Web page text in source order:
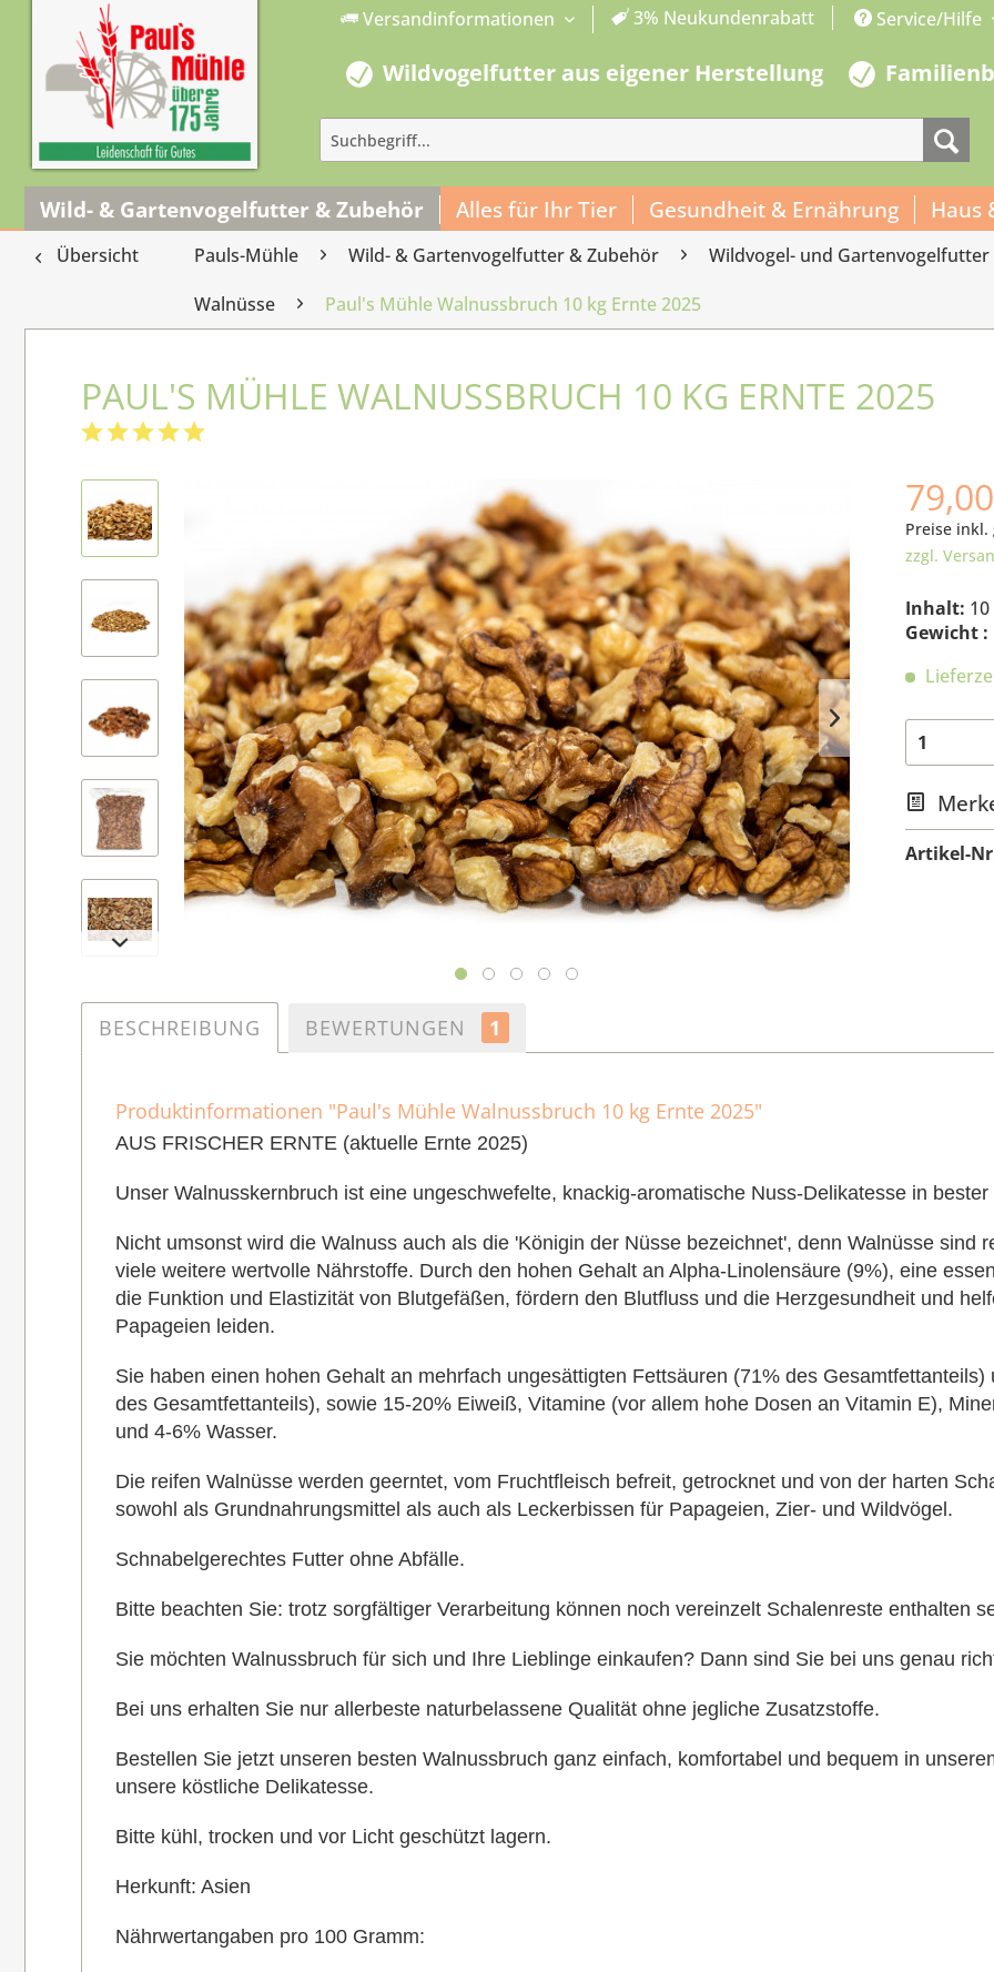
Versandinformationen 3% Neukundenrabatt Service/Hilfe
Wildvogelfutter aus eigener Herstellung
Wild- & Gartenvogelfutter & Zubehör Alles für Ihr Tier Gesundheit & Ernährung Haus
Übersicht Pauls-Mühle Wild- & Gartenvogelfutter & Zubehör Wildvogel- und Gartenvogelfutter
Walnüsse
Paul's Mühle Walnussbruch 10 kg Ernte 2025
PAUL'S MÜHLE WALNUSSBRUCH 10 KG ERNTE 2025
Preise inkl.
zzgl.
Inhalt:
Gewicht :
Artikel-
BESCHREIBUNG BEWERTUNGEN 1
Produktinformationen "Paul's Mühle Walnussbruch 10 kg Ernte 2025"
AUS FRISCHER ERNTE (aktuelle Ernte 2025)
Unser Walnusskernbruch ist eine ungeschwefelte, knackig-aromatische Nuss-Delikatesse in
Nicht umsonst wird die Walnuss auch als die 'Königin der Nüsse bezeichnet', denn Walnüsse sind
viele weitere wertvolle Nährstoffe. Durch den hohen Gehalt an Alpha-Linolensäure (9%), eine
die Funktion und Elastizität von Blutgefäßen, fördern den Blutfluss und die Herzgesundheit und
Papageien leiden.
Sie haben einen hohen Gehalt an mehrfach ungesättigten Fettsäuren (71% des
des Gesamtfettanteils), sowie 15-20% Eiweiß, Vitamine (vor allem hohe Dosen an Vitamin E),
und 4-6% Wasser.
Die reifen Walnüsse werden geerntet, vom Fruchtfleisch befreit, getrocknet und von der harten
sowohl als Grundnahrungsmittel als auch als Leckerbissen für Papageien, Zier- und Wildvögel.
Schnabelgerechtes Futter ohne Abfälle.
Bitte beachten Sie: trotz sorgfältiger Verarbeitung können noch vereinzelt Schalenreste enthalten
Sie möchten Walnussbruch für sich und Ihre Lieblinge einkaufen? Dann sind Sie bei uns genau
Bei uns erhalten Sie nur allerbeste naturbelassene Qualität ohne jegliche Zusatzstoffe.
Bestellen Sie jetzt unseren besten Walnussbruch ganz einfach, komfortabel und bequem in
unsere köstliche Delikatesse.
Bitte kühl, trocken und vor Licht geschützt lagern.
Herkunft: Asien
Nährwertangaben pro 100 Gramm: